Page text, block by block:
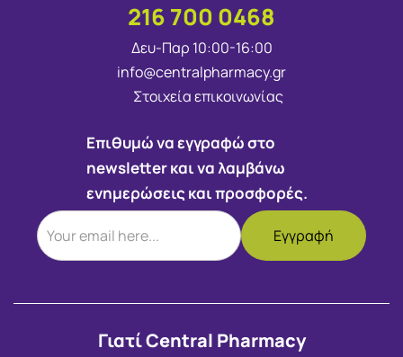
216 700 0468
Δευ-Παρ 10:00-16:00
info@centralpharmacy.gr
Στοιχεία επικοινωνίας
Επιθυμώ να εγγραφώ στο
newsletter και να λαμβάνω
ενημερώσεις και προσφορές.
Γιατί Central Pharmacy